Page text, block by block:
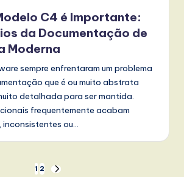
C4 é Importante:
da Documentação de
Moderna
sempre enfrentaram um problema
que é ou muito abstrata
detalhada para ser mantida.
frequentemente acabam
ou…
1 2
NEXT